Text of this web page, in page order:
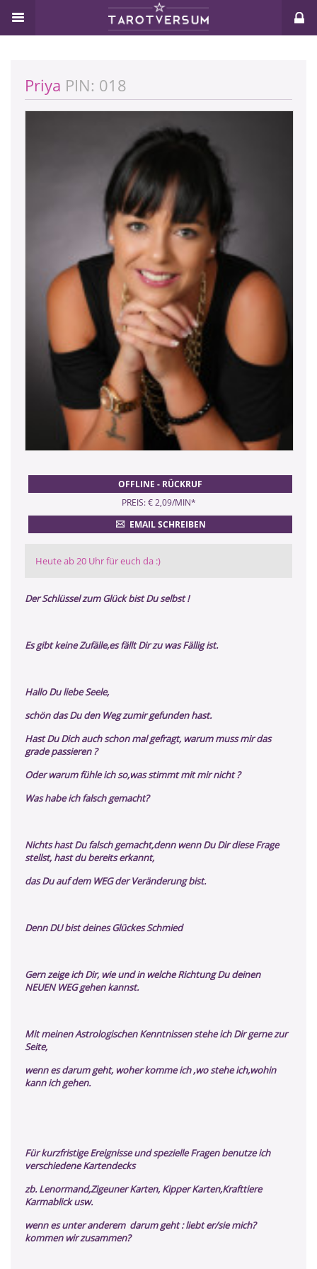
Priya PIN: 018
OFFLINE - RÜCKRUF
PREIS: € 2,09/MIN*
EMAIL SCHREIBEN
Heute ab 20 Uhr für euch da :)
Der Schlüssel zum Glück bist Du selbst !
Es gibt keine Zufälle,es fällt Dir zu was Fällig ist.
Hallo Du liebe Seele,
schön das Du den Weg zumir gefunden hast.
Hast Du Dich auch schon mal gefragt, warum muss mir das
grade passieren ?
Oder warum fühle ich so,was stimmt mit mir nicht ?
Was habe ich falsch gemacht?
Nichts hast Du falsch gemacht,denn wenn Du Dir diese Frage
stellst, hast du bereits erkannt,
das Du auf dem WEG der Veränderung bist.
Denn DU bist deines Glückes Schmied
Gern zeige ich Dir, wie und in welche Richtung Du deinen
NEUEN WEG gehen kannst.
Mit meinen Astrologischen Kenntnissen stehe ich Dir gerne zur
Seite,
wenn es darum geht, woher komme ich ,wo stehe ich,wohin
kann ich gehen.
Für kurzfristige Ereignisse und spezielle Fragen benutze ich
verschiedene Kartendecks
zb. Lenormand,Zigeuner Karten, Kipper Karten,Krafttiere
Karmablick usw.
wenn es unter anderem darum geht : liebt er/sie mich?
kommen wir zusammen?